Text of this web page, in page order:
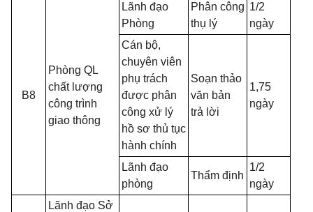
B8
Phòng QL
chất lượng
công trình
giao thông
Lãnh đạo
Phòng
Phân công
thụ lý
1/2
ngày
Cán bộ,
chuyên viên
phụ trách
được phân
công xử lý
hồ sơ thủ tục
hành chính
Soạn thảo
văn bản
trả lời
1,75
ngày
Lãnh đạo
phòng
Thẩm định
1/2
ngày
Lãnh đạo Sở